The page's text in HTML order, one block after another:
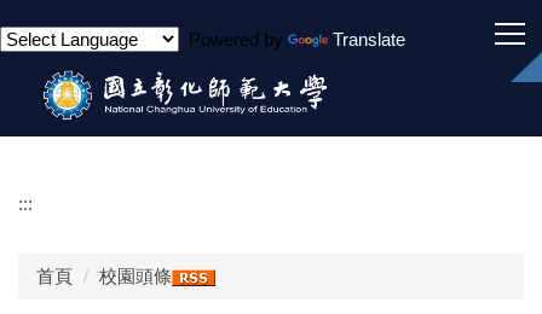
到
Powered by Translate
:::
首頁 校園頭條